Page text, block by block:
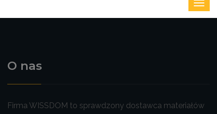
O nas
Firma WISSDOM to sprawdzony dostawca materiałów